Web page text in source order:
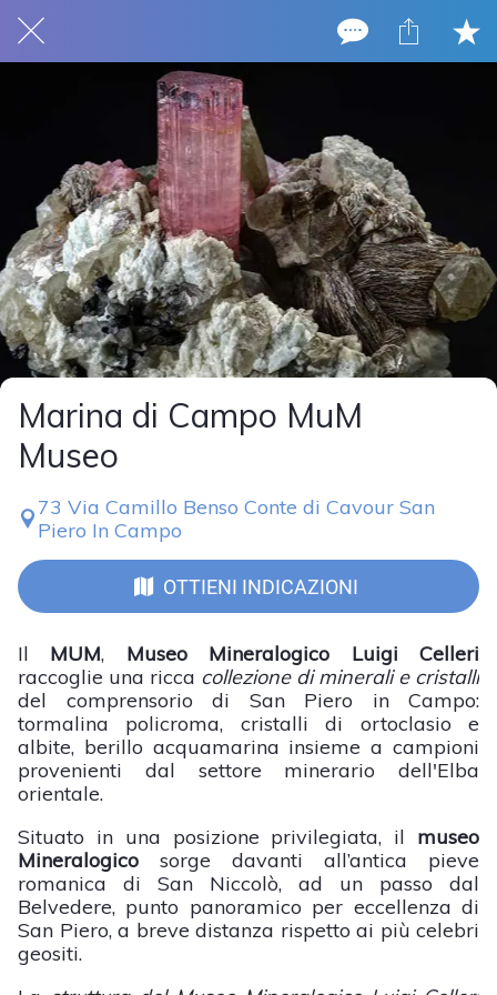
Marina di Campo MuM
Museo
73 Via Camillo Benso Conte di Cavour San
Piero In Campo
OTTIENI INDICAZIONI
Il MUM, Museo Mineralogico Luigi Celleri
raccoglie una ricca collezione di minerali e cristalli
del comprensorio di San Piero in Campo:
tormalina policroma, cristalli di ortoclasio e
albite, berillo acquamarina insieme a campioni
provenienti dal settore minerario dell'Elba
orientale.
Situato in una posizione privilegiata, il museo
Mineralogico sorge davanti all’antica pieve
romanica di San Niccolò, ad un passo dal
Belvedere, punto panoramico per eccellenza di
San Piero, a breve distanza rispetto ai più celebri
geositi.